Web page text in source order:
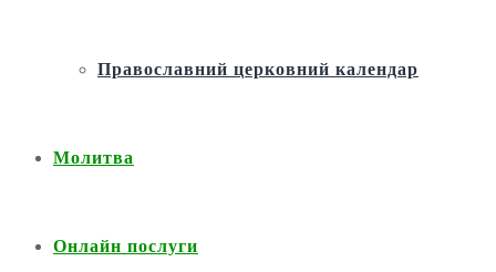
Православний церковний календар
Молитва
Онлайн послуги